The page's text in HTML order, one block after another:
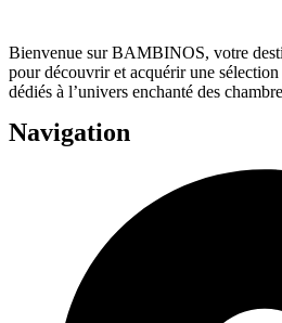
Bienvenue sur BAMBINOS, votre
pour découvrir et acquérir une
dédiés à l’univers enchanté des
Navigation